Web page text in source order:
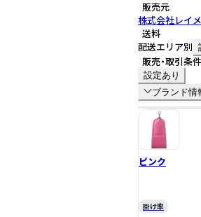
販売元
株式会社レイ
送料
配送エリア別
販売・取引条件
設定あり
ブランド情
ピンク
掛け率